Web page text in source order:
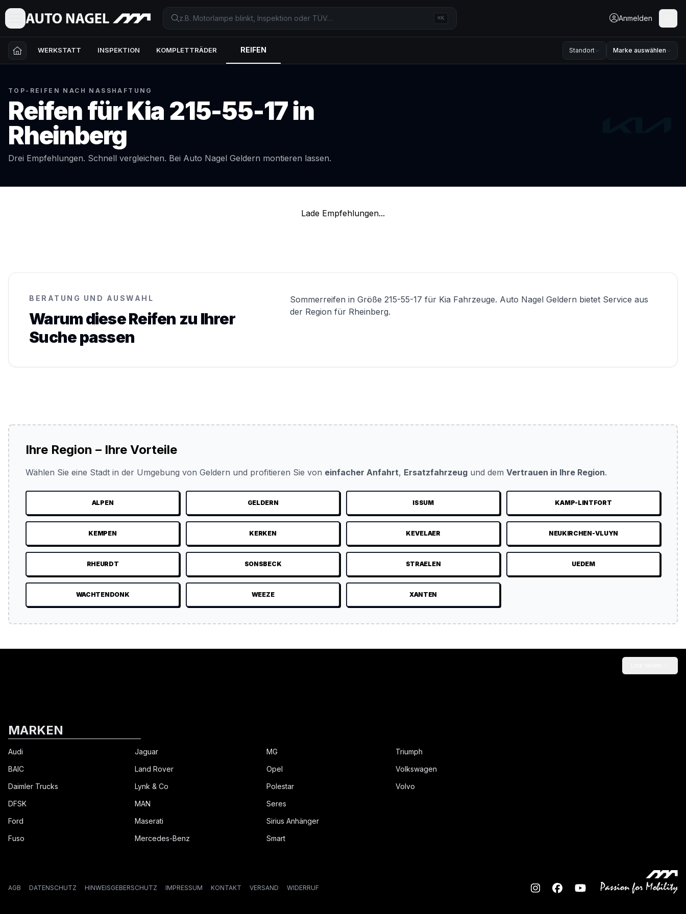
⌘K Anmelden
WERKSTATT INSPEKTION KOMPLETTRÄDER REIFEN Standort Marke auswählen
TOP-REIFEN NACH NASSHAFTUNG
Reifen fürKia 215-55-17in
Rheinberg
Drei Empfehlungen. Schnell vergleichen. Bei Auto Nagel Geldern montieren lassen.
Lade Empfehlungen...
BERATUNG UND AUSWAHL
Warum diese Reifen zu Ihrer
Suche passen
Sommerreifen in Größe 215-55-17 für Kia Fahrzeuge. Auto Nagel Geldern bietet Service aus
der Region für Rheinberg.
Ihre Region – Ihre Vorteile
Wählen Sie eine Stadt in der Umgebung von Geldern und profitieren Sie von einfacher Anfahrt, Ersatzfahrzeug und dem Vertrauen in Ihre Region.
ALPEN GELDERN ISSUM KAMP-LINTFORT
KEMPEN KERKEN KEVELAER NEUKIRCHEN-VLUYN
RHEURDT SONSBECK STRAELEN UEDEM
WACHTENDONK WEEZE XANTEN
MARKEN
Audi
BAIC
Daimler Trucks
DFSK
Ford
Fuso
Jaguar
Land Rover
Lynk & Co
MAN
Maserati
Mercedes-Benz
MG
Opel
Polestar
Seres
Sirius Anhänger
Smart
Triumph
Volkswagen
Volvo
AGB DATENSCHUTZ HINWEISGEBERSCHUTZ IMPRESSUM KONTAKT VERSAND WIDERRUF